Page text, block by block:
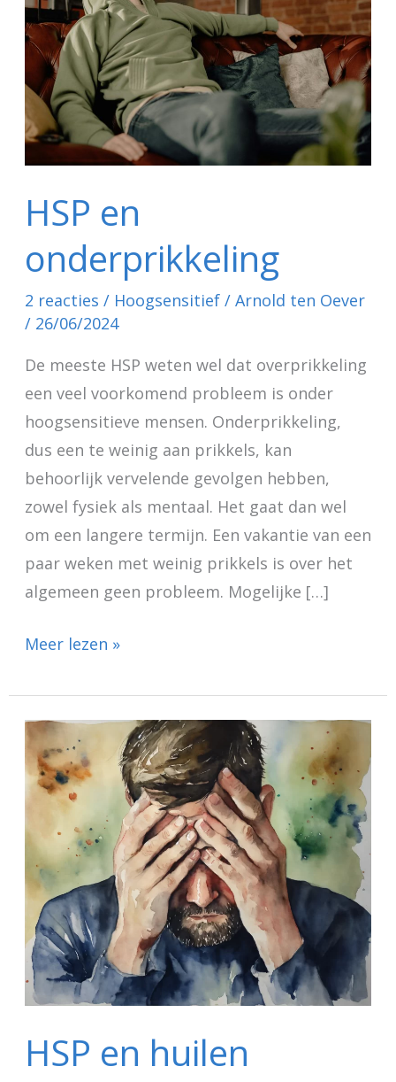
HSP en
onderprikkeling
2 reacties / Hoogsensitief/ Arnold ten Oever
/ 26/06/2024
De meeste HSP weten wel dat overprikkeling
een veel voorkomend probleem is onder
hoogsensitieve mensen. Onderprikkeling,
dus een te weinig aan prikkels, kan
behoorlijk vervelende gevolgen hebben,
zowel fysiek als mentaal. Het gaat dan wel
om een langere termijn. Een vakantie van een
paar weken met weinig prikkels is over het
algemeen geen probleem. Mogelijke […]
Meer lezen »
HSP en huilen
HSP
en
huilen